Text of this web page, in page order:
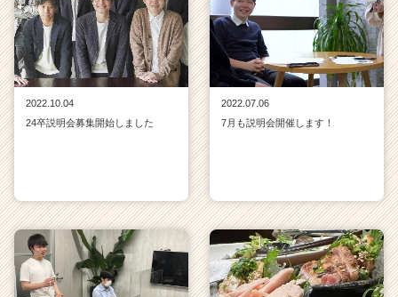
2022.10.04
24卒説明会募集開始しました
2022.07.06
7月も説明会開催します！